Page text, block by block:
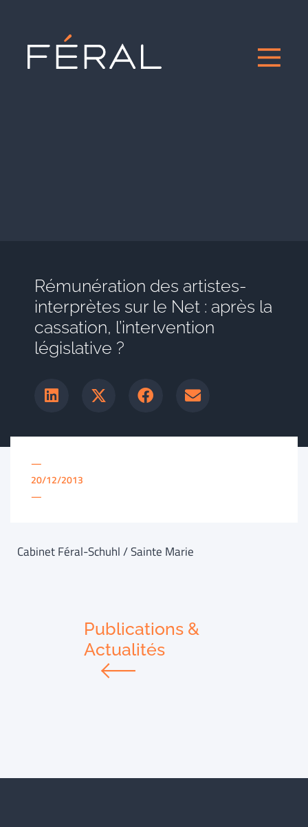
Rémunération des artistes-
interprètes sur le Net : après la
cassation, l’intervention
législative ?
—
20/12/2013
—
Cabinet Féral-Schuhl / Sainte Marie
Publications &
Actualités